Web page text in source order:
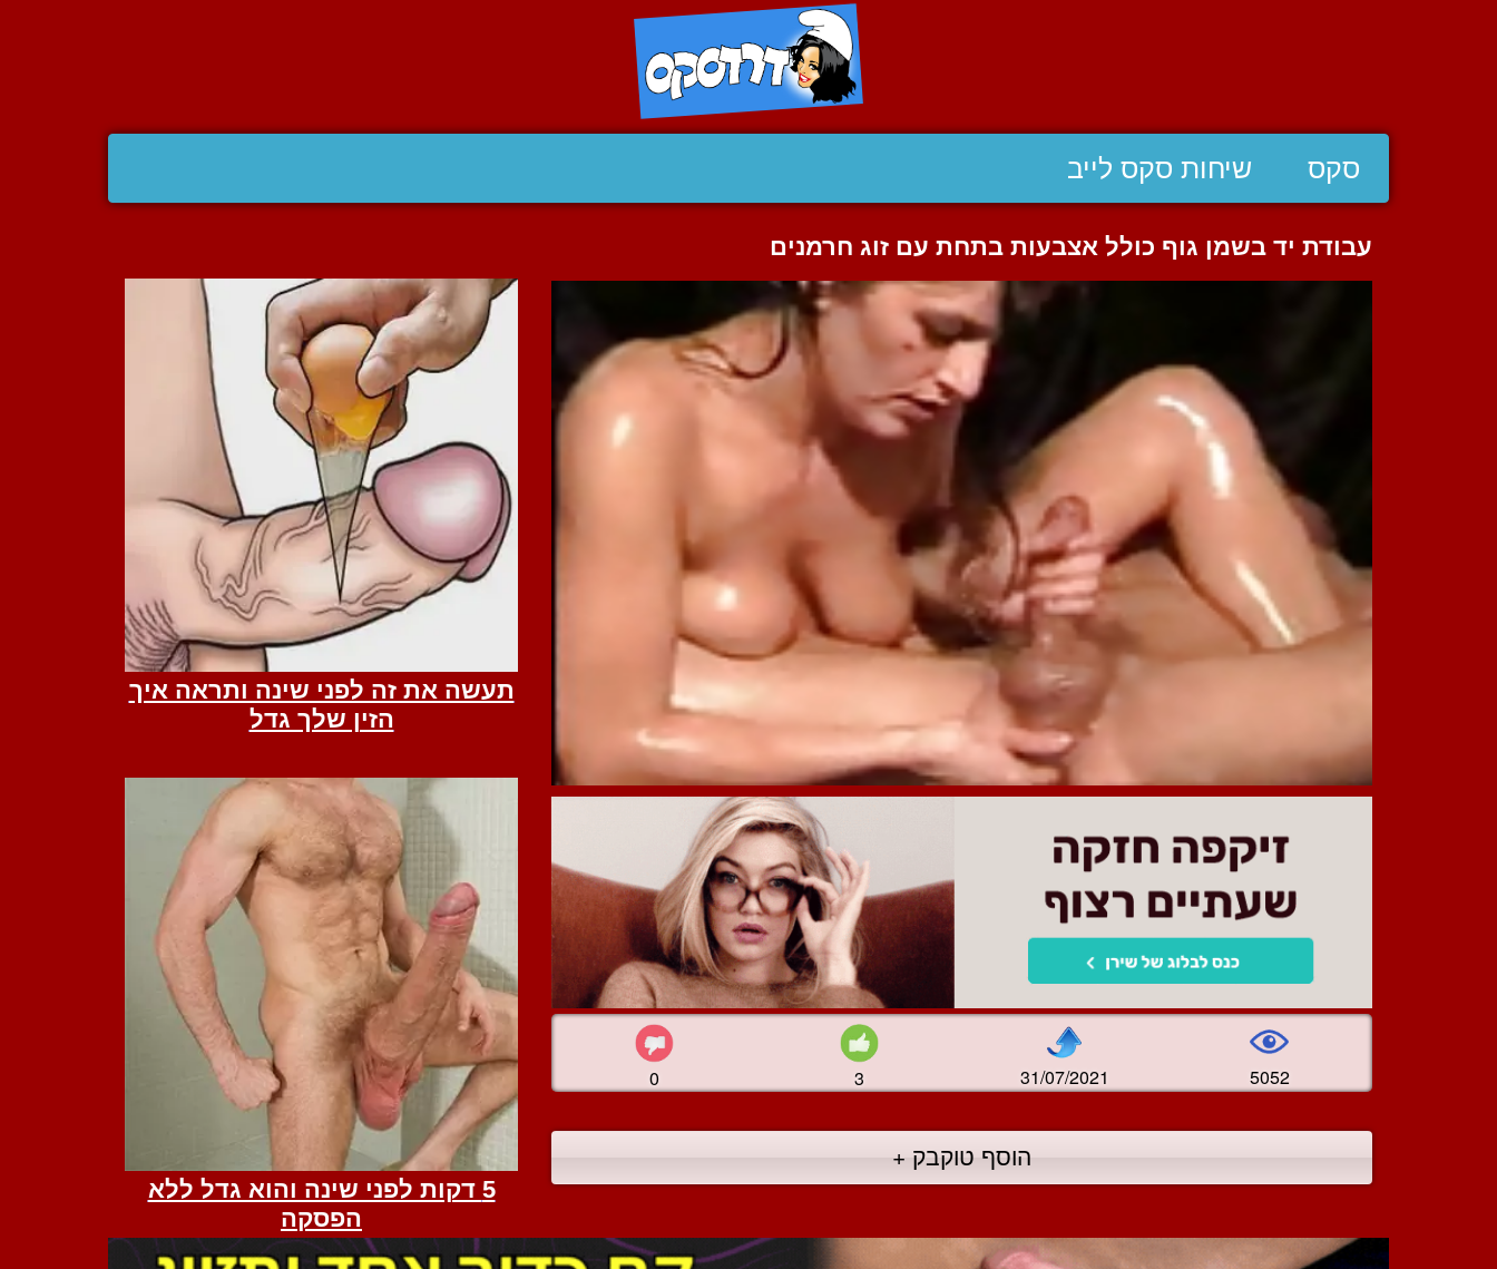
סקס שיחות סקס לייב
עבודת יד בשמן גוף כולל אצבעות בתחת עם זוג חרמנים
0 3 31/07/2021 5052
הוסף טוקבק +